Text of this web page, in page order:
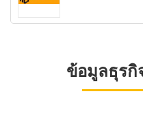
ข้อมูลธุร